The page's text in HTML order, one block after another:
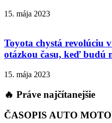
15. mája 2023
Toyota chystá revolúciu
otázkou času, keď budú
15. mája 2023
🔥 Práve najčítanejšie
ČASOPIS AUTO